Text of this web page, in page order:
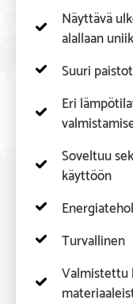
Näyttävä
alallaan
Suuri
Eri
Soveltuu
käyttöön
Turvallinen
Valmistettu